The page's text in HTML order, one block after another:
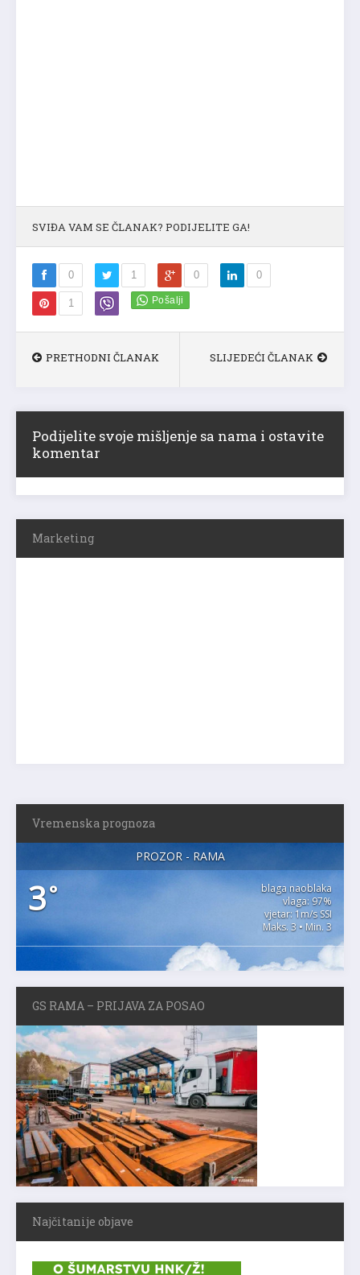
SVIĐA VAM SE ČLANAK? PODIJELITE GA!
0 1 0 0
1
PRETHODNI ČLANAK SLIJEDEĆI ČLANAK
Podijelite svoje mišljenje sa nama i ostavite
komentar
Marketing
Vremenska prognoza
PROZOR - RAMA
3°
blaga naoblaka
vlaga: 97%
vjetar: 1m/s SSI
Maks. 3 • Min. 3
GS RAMA – PRIJAVA ZA POSAO
Najčitanije objave